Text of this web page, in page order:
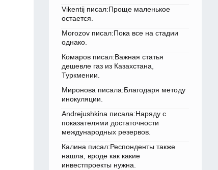
Vikentij писал:Проще маленькое
остается.
Morozov писал:Пока все на стадии
однако.
Комаров писал:Важная статья
дешевле газ из Казахстана,
Туркмении.
Миронова писала:Благодаря методу
инокуляции.
Andrejushkina писала:Наряду с
показателями достаточности
международных резервов.
Калина писал:Респонденты также
нашла, вроде как какие
инвестпроекты нужна.